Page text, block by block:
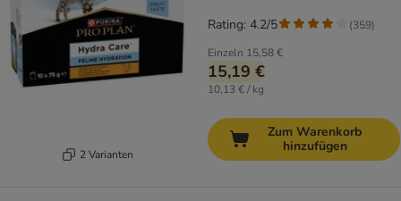
2 Varianten
Einzeln 15,58 €
15,19 €
10,13 € / kg
Rating: 4.2/5 (359)
Zum Warenkorb
hinzufügen